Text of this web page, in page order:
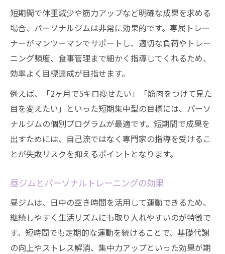
短期間で体重減少や筋力アップなど明確な成果を求める
場合、パーソナルジムは非常に効果的です。専属トレー
ナーがマンツーマンでサポートし、適切な負荷やトレー
ニング頻度、食事管理まで細かく指導してくれるため、
効率よく目標達成が目指せます。
例えば、「2ヶ月で5キロ痩せたい」「筋肉をつけて見た
目を変えたい」といった短期集中型の目標には、パーソ
ナルジムの個別プログラムが最適です。短期間で成果を
出すためには、自己流ではなく専門家の指導を受けるこ
とが失敗リスクを抑えるポイントとなります。
昼ジムとパーソナルトレーニングの効果
昼ジムは、日中の空き時間を活用して運動できるため、
継続しやすく生活リズムにも取り入れやすいのが特徴で
す。短時間でも定期的な運動を続けることで、基礎代謝
の向上やストレス解消、集中力アップといった効果が期